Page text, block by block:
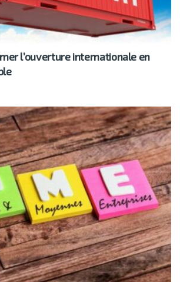
l’ouverture internationale en